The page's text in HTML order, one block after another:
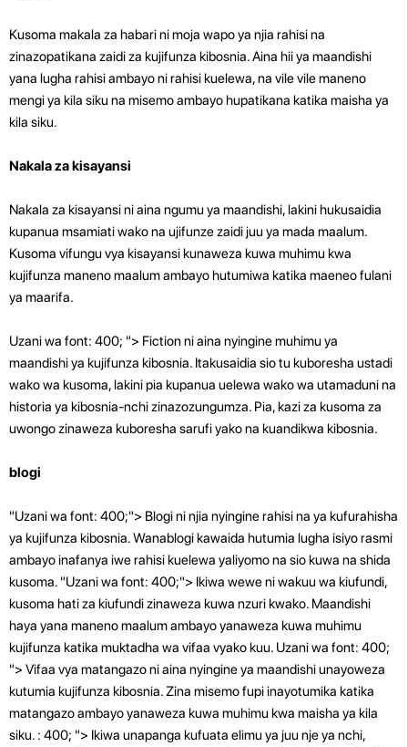
Kusoma makala za habari ni moja wapo ya njia rahisi na
zinazopatikana zaidi za kujifunza kibosnia. Aina hii ya maandishi
yana lugha rahisi ambayo ni rahisi kuelewa, na vile vile maneno
mengi ya kila siku na misemo ambayo hupatikana katika maisha ya
kila siku.
Nakala za kisayansi
Nakala za kisayansi ni aina ngumu ya maandishi, lakini hukusaidia
kupanua msamiati wako na ujifunze zaidi juu ya mada maalum.
Kusoma vifungu vya kisayansi kunaweza kuwa muhimu kwa
kujifunza maneno maalum ambayo hutumiwa katika maeneo fulani
ya maarifa.
Uzani wa font: 400; "> Fiction ni aina nyingine muhimu ya
maandishi ya kujifunza kibosnia. Itakusaidia sio tu kuboresha ustadi
wako wa kusoma, lakini pia kupanua uelewa wako wa utamaduni na
historia ya kibosnia-nchi zinazozungumza. Pia, kazi za kusoma za
uwongo zinaweza kuboresha sarufi yako na kuandikwa kibosnia.
blogi
"Uzani wa font: 400;"> Blogi ni njia nyingine rahisi na ya kufurahisha
ya kujifunza kibosnia. Wanablogi kawaida hutumia lugha isiyo rasmi
ambayo inafanya iwe rahisi kuelewa yaliyomo na sio kuwa na shida
kusoma. "Uzani wa font: 400;"> Ikiwa wewe ni wakuu wa kiufundi,
kusoma hati za kiufundi zinaweza kuwa nzuri kwako. Maandishi
haya yana maneno maalum ambayo yanaweza kuwa muhimu
kujifunza katika muktadha wa vifaa vyako kuu. Uzani wa font: 400;
"> Vifaa vya matangazo ni aina nyingine ya maandishi unayoweza
kutumia kujifunza kibosnia. Zina misemo fupi inayotumika katika
matangazo ambayo yanaweza kuwa muhimu kwa maisha ya kila
siku. : 400; "> Ikiwa unapanga kufuata elimu ya juu nje ya nchi,